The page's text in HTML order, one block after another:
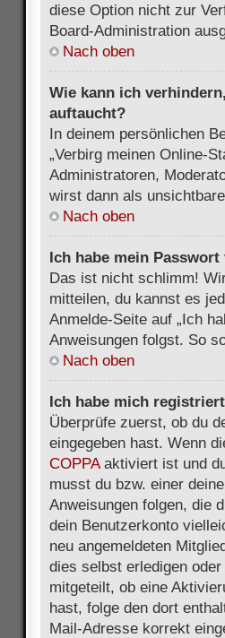
diese Option nicht zur
Board-Administration
Nach oben
Wie kann ich
auftaucht?
In deinem persönlichen
„Verbirg meinen Online-
Administratoren,
wirst dann als
Nach oben
Ich habe mein Passwort
Das ist nicht schlimm!
mitteilen, du kannst es
Anmelde-Seite auf „Ich
Anweisungen folgst. So
Nach oben
Ich habe mich
Überprüfe zuerst, ob du
eingegeben hast. Wenn
COPPAaktiviert ist und
musst du bzw. einer
Anweisungen folgen, die
dein Benutzerkonto
neu angemeldeten
dies selbst erledigen
mitgeteilt, ob eine
hast, folge den dort
Mail-Adresse korrekt